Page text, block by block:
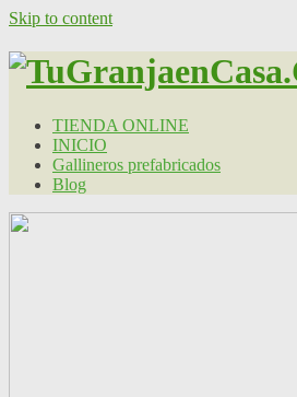
Skip to content
TIENDA ONLINE
INICIO
Gallineros prefabricados
Blog